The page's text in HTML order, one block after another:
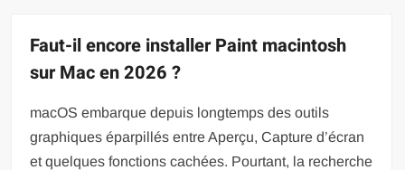
Faut-il encore installer Paint macintosh
sur Mac en 2026 ?
macOS embarque depuis longtemps des outils
graphiques éparpillés entre Aperçu, Capture d’écran
et quelques fonctions cachées. Pourtant, la recherche